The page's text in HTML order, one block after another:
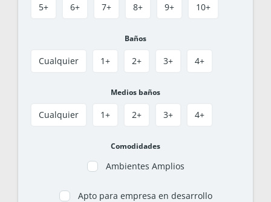
5+ 6+ 7+ 8+ 9+ 10+
Baños
Cualquier 1+ 2+ 3+ 4+
Medios baños
Cualquier 1+ 2+ 3+ 4+
Comodidades
Ambientes Amplios
Apto para empresa en desarrollo